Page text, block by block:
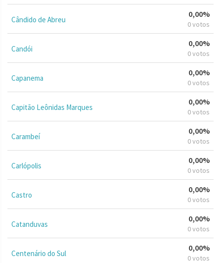
Cândido de Abreu
0,00%
0 votos
Candói
0,00%
0 votos
Capanema
0,00%
0 votos
Capitão Leônidas Marques
0,00%
0 votos
Carambeí
0,00%
0 votos
Carlópolis
0,00%
0 votos
Castro
0,00%
0 votos
Catanduvas
0,00%
0 votos
Centenário do Sul
0,00%
0 votos